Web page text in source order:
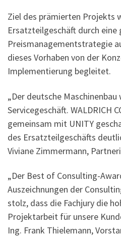
Ziel des prämierten Projekts
Ersatzteilgeschäft durch eine
Preismanagementstrategie
dieses Vorhaben von der
Implementierung begleitet.
„Der deutsche
Servicegeschäft. WALDRICH
gemeinsam mit UNITY
des Ersatzteilgeschäfts
Viviane Zimmermann,
„Der Best of Consulting-
Auszeichnungen der
stolz, dass die Fachjury die
Projektarbeit für unsere
Ing. Frank Thielemann,